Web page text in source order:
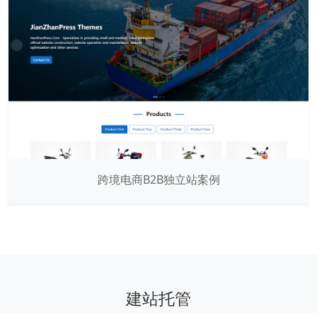
跨境电商B2B独立站案例
建站托管